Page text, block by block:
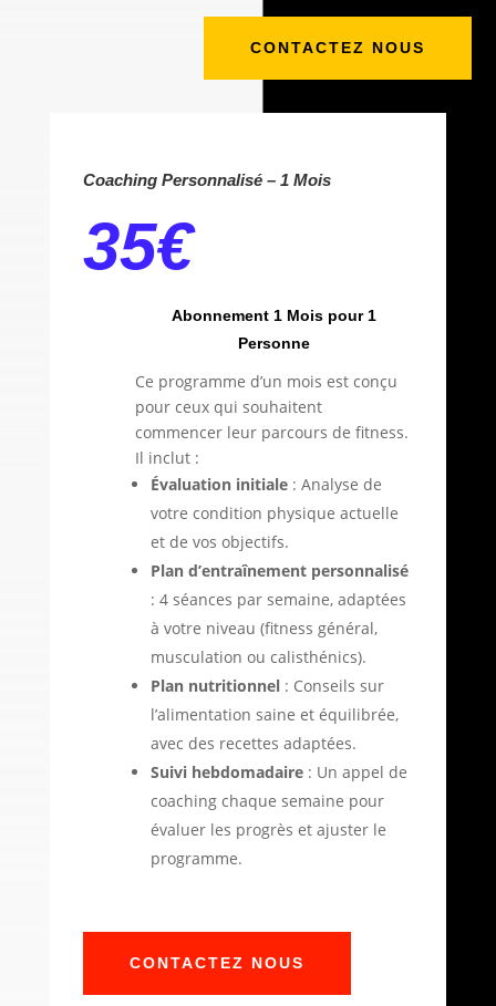
CONTACTEZ NOUS
Coaching Personnalisé – 1 Mois
35€
Abonnement 1 Mois pour 1
Personne
Ce programme d’un mois est conçu
pour ceux qui souhaitent
commencer leur parcours de fitness.
Il inclut :
Évaluation initiale: Analyse de
votre condition physique actuelle
et de vos objectifs.
Plan d’entraînement personnalisé
: 4 séances par semaine, adaptées
à votre niveau (fitness général,
musculation ou calisthénics).
Plan nutritionnel: Conseils sur
l’alimentation saine et équilibrée,
avec des recettes adaptées.
Suivi hebdomadaire: Un appel de
coaching chaque semaine pour
évaluer les progrès et ajuster le
programme.
CONTACTEZ NOUS